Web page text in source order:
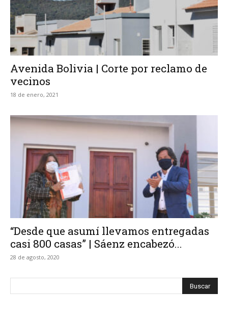
Avenida Bolivia | Corte por reclamo de
vecinos
18 de enero, 2021
“Desde que asumí llevamos entregadas
casi 800 casas” | Sáenz encabezó...
28 de agosto, 2020